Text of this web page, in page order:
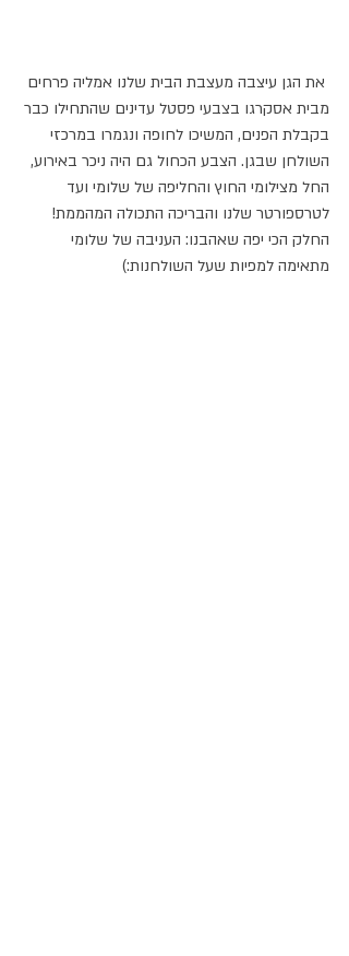
את הגן עיצבה מעצבת הבית שלנו אמליה פרחים
מבית אסקרגו בצבעי פסטל עדינים שהתחילו כבר
בקבלת הפנים, המשיכו לחופה ונגמרו במרכזי
השולחן שבגן. הצבע הכחול גם היה ניכר באירוע,
החל מצילומי החוץ והחליפה של שלומי ועד
לטרספורטר שלנו והבריכה התכולה המהממת!
החלק הכי יפה שאהבנו: העניבה של שלומי
מתאימה למפיות שעל השולחנות:)